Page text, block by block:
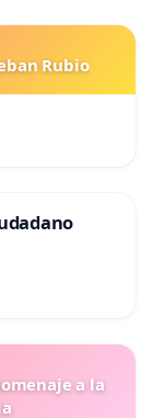
Rubio
a la